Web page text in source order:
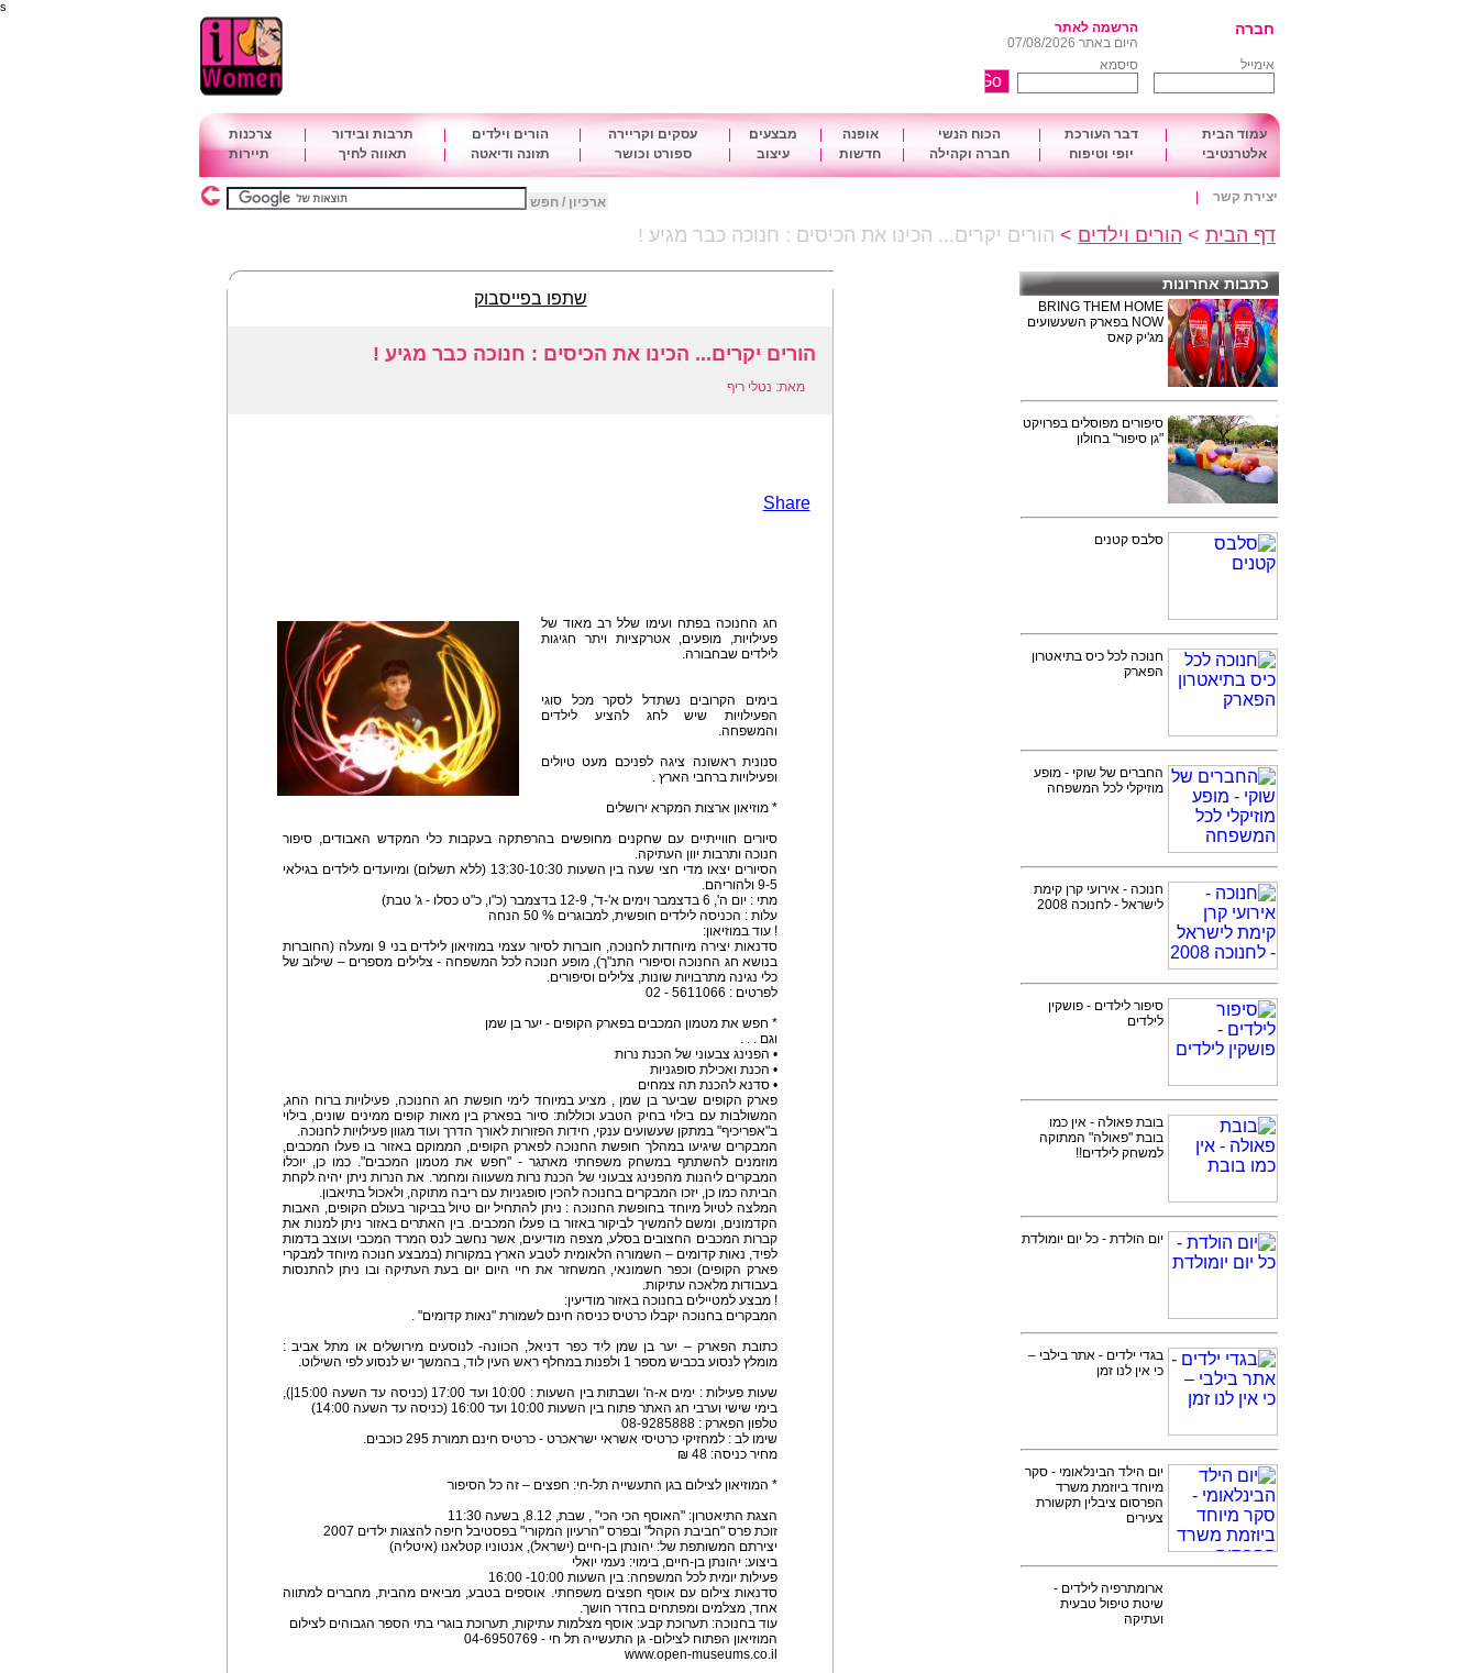
s
חברה
הרשמה לאתר
היום באתר 07/08/2026
אימייל
סיסמא
עמוד הבית דבר העורכת הכוח הנשי אופנה מבצעים עסקים וקריירה הורים וילדים תרבות ובידור
צרכנות
אלטרנטיבי
יופי וטיפוח חברה וקהילה חדשות עיצוב ספורט וכושר תזונה ודיאטה תאווה לחיך תיירות
יצירת קשר ארכיון / חפש
דף הבית > הורים וילדים > הורים יקרים... הכינו את הכיסים : חנוכה כבר מגיע !
כתבות אחרונות
BRING THEM HOME
NOW בפארק השעשועים
מג'יק קאס
סיפורים מפוסלים בפרויקט
"גן סיפור" בחולון
סלבס קטנים
חנוכה לכל כיס בתיאטרון
הפארק
החברים של שוקי - מופע
מוזיקלי לכל המשפחה
חנוכה - אירועי קרן קימת
לישראל - לחנוכה 2008
סיפור לילדים - פושקין
לילדים
בובת פאולה - אין כמו
בובת "פאולה" המתוקה
למשחק לילדים!!
יום הולדת - כל יום יומולדת
בגדי ילדים - אתר בילבי –
כי אין לנו זמן
יום הילד הבינלאומי - סקר
מיוחד ביוזמת משרד
הפרסום ציבלין תקשורת
צעירים
ארומתרפיה לילדים -
שיטת טיפול טבעית
ועתיקה
שתפו בפייסבוק
הורים יקרים... הכינו את הכיסים : חנוכה כבר מגיע !
מאת: נטלי ריף
Share
חג החנוכה בפתח ועימו שלל רב מאוד של
פעילויות, מופעים, אטרקציות ויתר חגיגות
לילדים שבחבורה.
בימים הקרובים נשתדל לסקר מכל סוגי
הפעילויות שיש לחג להציע לילדים
והמשפחה.
סנונית ראשונה ציגה לפניכם מעט טיולים
ופעילויות ברחבי הארץ .
* מוזיאון ארצות המקרא ירושלים
סיורים חווייתיים עם שחקנים מחופשים בהרפתקה בעקבות כלי המקדש האבודים, סיפור
חנוכה ותרבות יוון העתיקה.
הסיורים יצאו מדי חצי שעה בין השעות 13:30-10:30 (ללא תשלום) ומיועדים לילדים בגילאי
9-5 ולהוריהם.
מתי : יום ה', 6 בדצמבר וימים א'-ד', 12-9 בדצמבר (כ"ו, כ"ט כסלו - ג' טבת)
עלות : הכניסה לילדים חופשית, למבוגרים % 50 הנחה
! עוד במוזיאון:
סדנאות יצירה מיוחדות לחנוכה, חוברות לסיור עצמי במוזיאון לילדים בני 9 ומעלה (החוברות
בנושא חג החנוכה וסיפורי התנ"ך), מופע חנוכה לכל המשפחה - צלילים מספרים – שילוב של
כלי נגינה מתרבויות שונות, צלילים וסיפורים.
לפרטים : 5611066 - 02
* חפש את מטמון המכבים בפארק הקופים - יער בן שמן
וגם . . .
• הפנינג צבעוני של הכנת נרות
• הכנת ואכילת סופגניות
• סדנא להכנת תה צמחים
פארק הקופים שביער בן שמן , מציע במיוחד לימי חופשת חג החנוכה, פעילויות ברוח החג,
המשולבות עם בילוי בחיק הטבע וכוללות: סיור בפארק בין מאות קופים ממינים שונים, בילוי
ב"אפריכיף" במתקן שעשועים ענקי, חידות הפזורות לאורך הדרך ועוד מגוון פעילויות לחנוכה.
המבקרים שיגיעו במהלך חופשת החנוכה לפארק הקופים, הממוקם באזור בו פעלו המכבים,
מוזמנים להשתתף במשחק משפחתי מאתגר - "חפש את מטמון המכבים". כמו כן, יוכלו
המבקרים ליהנות מהפנינג צבעוני של הכנת נרות משעווה ומחמר. את הנרות ניתן יהיה לקחת
הביתה כמו כן, יזכו המבקרים בחנוכה להכין סופגניות עם ריבה מתוקה, ולאכול בתיאבון.
המלצה לטיול מיוחד בחופשת החנוכה : ניתן להתחיל יום טיול בביקור בעולם הקופים, האבות
הקדמונים, ומשם להמשיך לביקור באזור בו פעלו המכבים. בין האתרים באזור ניתן למנות את
קברות המכבים החצובים בסלע, מצפה מודיעים, אשר נחשב לנס המרד המכבי ועוצב בדמות
לפיד, נאות קדומים – השמורה הלאומית לטבע הארץ במקורות (במבצע חנוכה מיוחד למבקרי
פארק הקופים) וכפר חשמונאי, המשחזר את חיי היום יום בעת העתיקה ובו ניתן להתנסות
בעבודות מלאכה עתיקות.
! מבצע למטיילים בחנוכה באזור מודיעין:
המבקרים בחנוכה יקבלו כרטיס כניסה חינם לשמורת "נאות קדומים" .
כתובת הפארק – יער בן שמן ליד כפר דניאל, הכוונה- לנוסעים מירושלים או מתל אביב :
מומלץ לנסוע בכביש מספר 1 ולפנות במחלף ראש העין לוד, בהמשך יש לנסוע לפי השילוט.
שעות פעילות : ימים א-ה' ושבתות בין השעות : 10:00 ועד 17:00 (כניסה עד השעה 15:00|),
בימי שישי וערבי חג האתר פתוח בין השעות 10:00 ועד 16:00 (כניסה עד השעה 14:00)
טלפון הפארק : 08-9285888
שימו לב : למחזיקי כרטיסי אשראי ישראכרט - כרטיס חינם תמורת 295 כוכבים.
מחיר כניסה: 48 ₪
* המוזיאון לצילום בגן התעשייה תל-חי: חפצים – זה כל הסיפור
הצגת התיאטרון: "האוסף הכי הכי" , שבת, 8.12, בשעה 11:30
זוכת פרס "חביבת הקהל" ובפרס "הרעיון המקורי" בפסטיבל חיפה להצגות ילדים 2007
יצירתם המשותפת של: יהונתן בן-חיים (ישראל), אנטוניו קטלאנו (איטליה)
ביצוע: יהונתן בן-חיים, בימוי: נעמי יואלי
פעילות יומית לכל המשפחה: בין השעות 10:00- 16:00
סדנאות צילום עם אוסף חפצים משפחתי. אוספים בטבע, מביאים מהבית, מחברים למתווה
אחד, מצלמים ומפתחים בחדר חושך.
עוד בחנוכה: תערוכת קבע: אוסף מצלמות עתיקות, תערוכת בוגרי בתי הספר הגבוהים לצילום
המוזיאון הפתוח לצילום- גן התעשייה תל חי - 04-6950769
www.open-museums.co.il